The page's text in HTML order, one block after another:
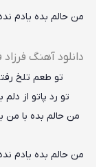
من حالم بده یادم
دانلود آهنگ فرزاد
تو طعم تلخ
تو رد پاتو از
من حالم بده با من
من حالم بده یادم